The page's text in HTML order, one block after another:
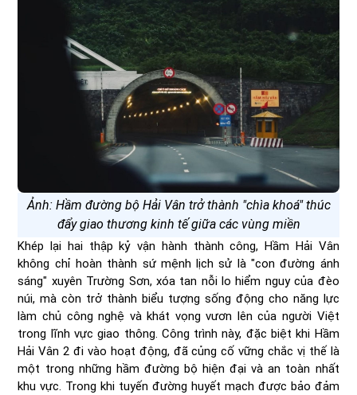
Ảnh: Hầm đường bộ Hải Vân trở thành "chìa khoá" thúc
đẩy giao thương kinh tế giữa các vùng miền
Khép lại hai thập kỷ vận hành thành công, Hầm Hải Vân
không chỉ hoàn thành sứ mệnh lịch sử là "con đường ánh
sáng" xuyên Trường Sơn, xóa tan nỗi lo hiểm nguy của đèo
núi, mà còn trở thành biểu tượng sống động cho năng lực
làm chủ công nghệ và khát vọng vươn lên của người Việt
trong lĩnh vực giao thông. Công trình này, đặc biệt khi Hầm
Hải Vân 2 đi vào hoạt động, đã củng cố vững chắc vị thế là
một trong những hầm đường bộ hiện đại và an toàn nhất
khu vực. Trong khi tuyến đường huyết mạch được bảo đảm